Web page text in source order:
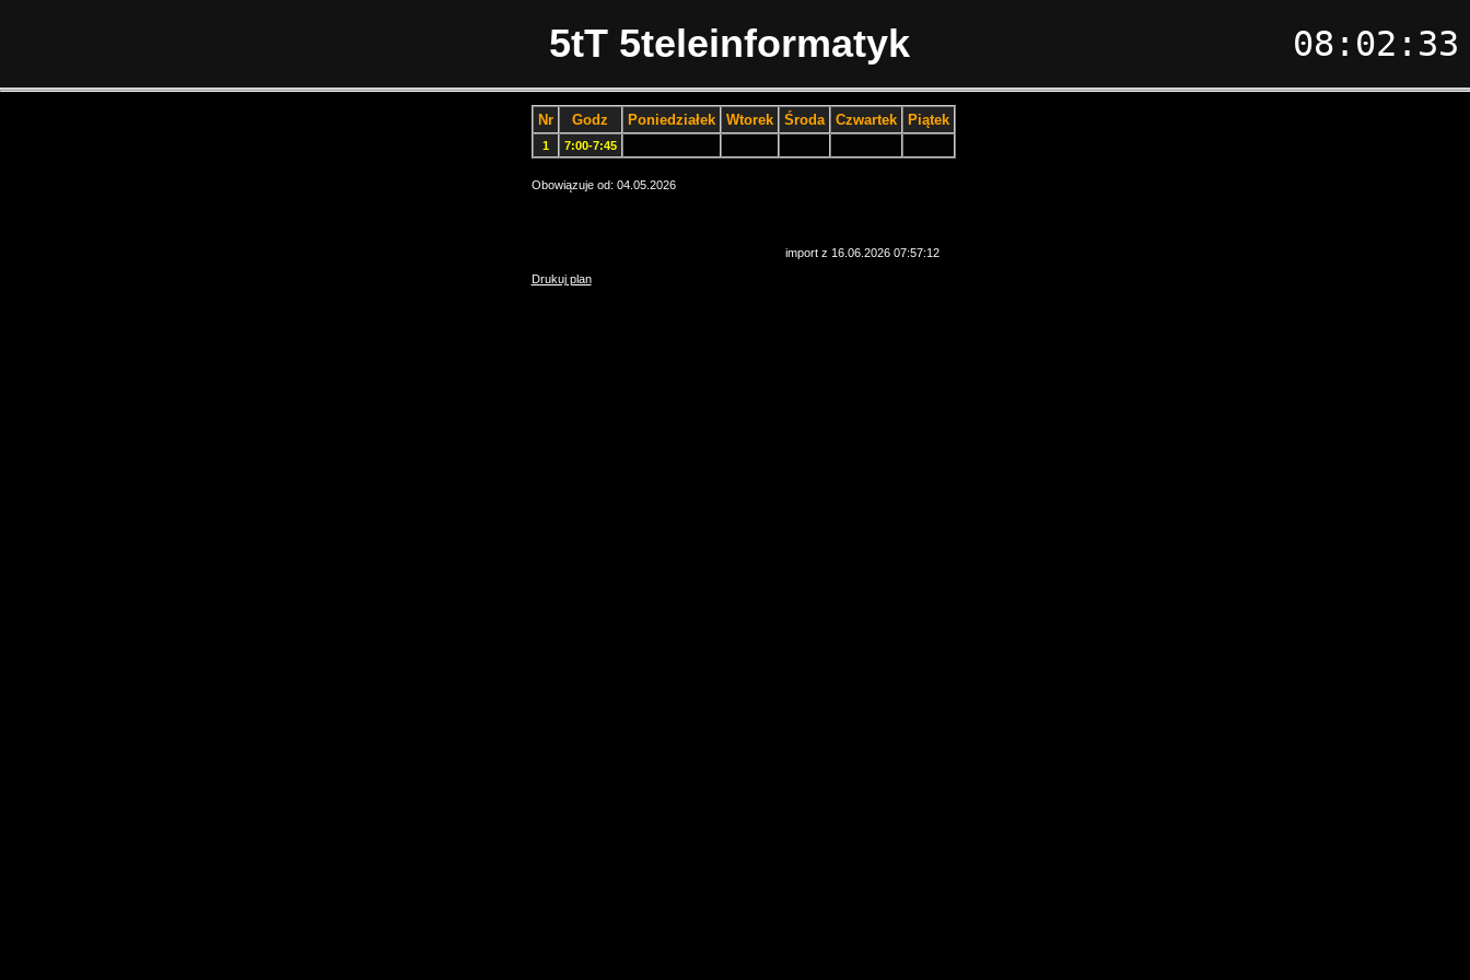
5tT 5teleinformatyk 08:02:33
Nr Godz Poniedziałek Wtorek Środa Czwartek Piątek
1 7:00-7:45
Obowiązuje od: 04.05.2026
import z 16.06.2026 07:57:12
Drukuj plan